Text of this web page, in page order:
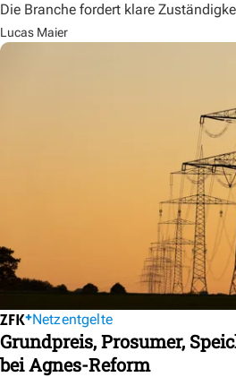
Die Branche fordert klare
Lucas Maier
Netzentgelte
Grundpreis, Prosumer,
bei Agnes-Reform